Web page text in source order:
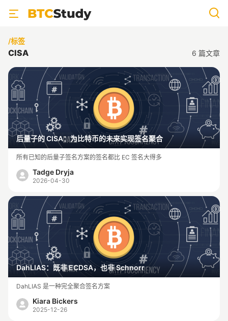
/标签
CISA 6 篇文章
后量子的 CISA：为比特币的未来实现签名聚合
所有已知的后量子签名方案的签名都比 EC 签名大得多
Tadge Dryja
2026-04-30
DahLIAS：既非 ECDSA，也非 Schnorr
DahLIAS 是一种完全聚合签名方案
Kiara Bickers
2025-12-26